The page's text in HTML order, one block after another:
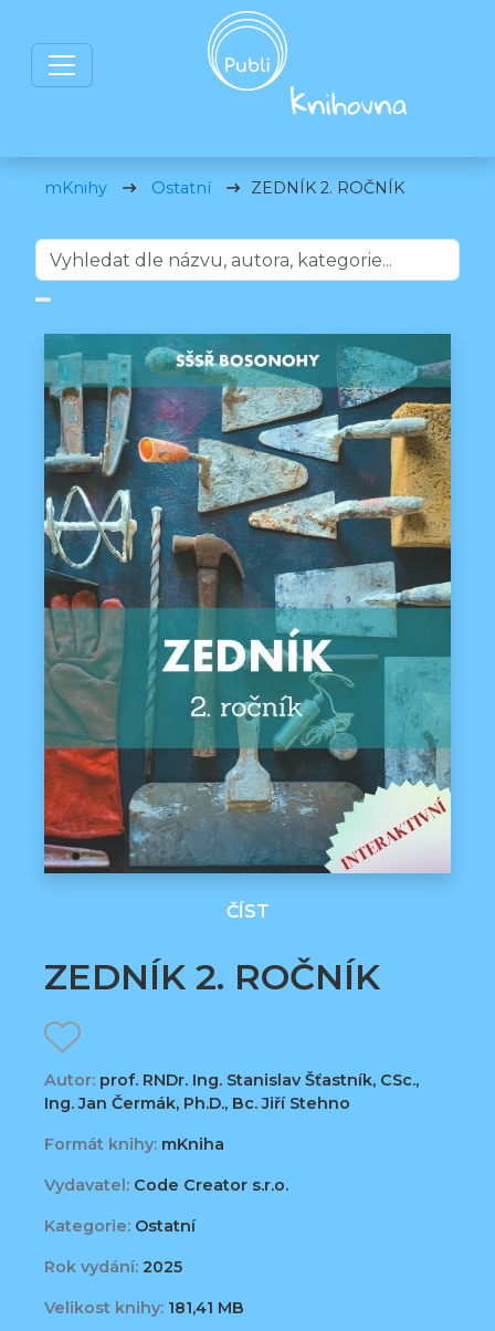
mKnihy Ostatní ZEDNÍK 2. ROČNÍK
ČÍST
ZEDNÍK 2. ROČNÍK
Autor: prof. RNDr. Ing. Stanislav Šťastník, CSc.,
Ing. Jan Čermák, Ph.D., Bc. Jiří Stehno
Formát knihy: mKniha
Vydavatel: Code Creator s.r.o.
Kategorie: Ostatní
Rok vydání: 2025
Velikost knihy: 181,41 MB